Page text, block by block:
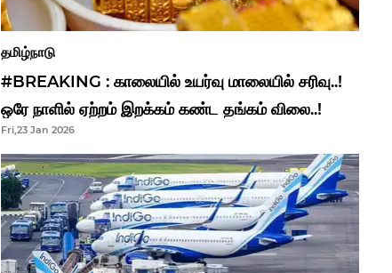
தமிழ்நாடு
#BREAKING : காலையில் உயர்வு மாலையில் சரிவு..!
ஒரே நாளில் ஏற்றம் இறக்கம் கண்ட தங்கம் விலை..!
Fri,23 Jan 2026